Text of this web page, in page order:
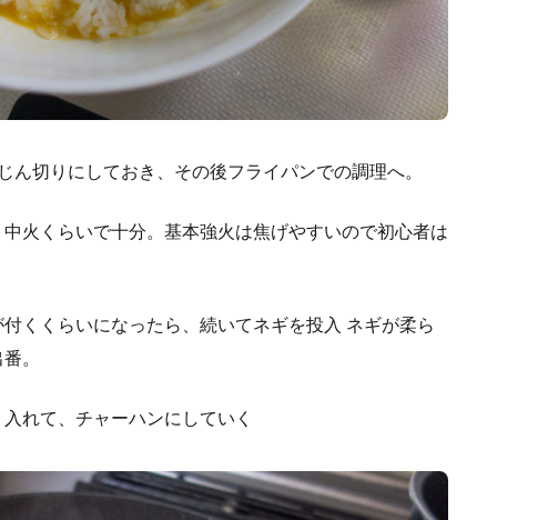
ん切りにしておき、その後フライパンでの調理へ。
火くらいで十分。基本強火は焦げやすいので初心者は
くくらいになったら、続いてネギを投入 ネギが柔ら
。
れて、チャーハンにしていく